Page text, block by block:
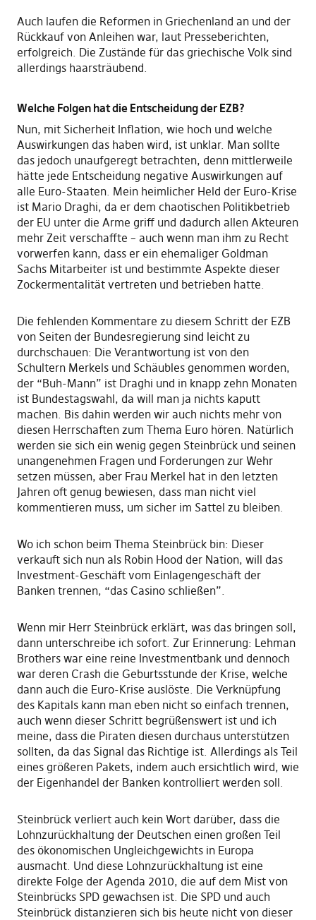
Auch laufen die Reformen in Griechenland an und der
Rückkauf von Anleihen war, laut Presseberichten,
erfolgreich. Die Zustände für das griechische Volk sind
allerdings haarsträubend.
Welche Folgen hat die Entscheidung der EZB?
Nun, mit Sicherheit Inflation, wie hoch und welche
Auswirkungen das haben wird, ist unklar. Man sollte
das jedoch unaufgeregt betrachten, denn mittlerweile
hätte jede Entscheidung negative Auswirkungen auf
alle Euro-Staaten. Mein heimlicher Held der Euro-Krise
ist Mario Draghi, da er dem chaotischen Politikbetrieb
der EU unter die Arme griff und dadurch allen Akteuren
mehr Zeit verschaffte – auch wenn man ihm zu Recht
vorwerfen kann, dass er ein ehemaliger Goldman
Sachs Mitarbeiter ist und bestimmte Aspekte dieser
Zockermentalität vertreten und betrieben hatte.
Die fehlenden Kommentare zu diesem Schritt der EZB
von Seiten der Bundesregierung sind leicht zu
durchschauen: Die Verantwortung ist von den
Schultern Merkels und Schäubles genommen worden,
der “Buh-Mann” ist Draghi und in knapp zehn Monaten
ist Bundestagswahl, da will man ja nichts kaputt
machen. Bis dahin werden wir auch nichts mehr von
diesen Herrschaften zum Thema Euro hören. Natürlich
werden sie sich ein wenig gegen Steinbrück und seinen
unangenehmen Fragen und Forderungen zur Wehr
setzen müssen, aber Frau Merkel hat in den letzten
Jahren oft genug bewiesen, dass man nicht viel
kommentieren muss, um sicher im Sattel zu bleiben.
Wo ich schon beim Thema Steinbrück bin: Dieser
verkauft sich nun als Robin Hood der Nation, will das
Investment-Geschäft vom Einlagengeschäft der
Banken trennen, “das Casino schließen”.
Wenn mir Herr Steinbrück erklärt, was das bringen soll,
dann unterschreibe ich sofort. Zur Erinnerung: Lehman
Brothers war eine reine Investmentbank und dennoch
war deren Crash die Geburtsstunde der Krise, welche
dann auch die Euro-Krise auslöste. Die Verknüpfung
des Kapitals kann man eben nicht so einfach trennen,
auch wenn dieser Schritt begrüßenswert ist und ich
meine, dass die Piraten diesen durchaus unterstützen
sollten, da das Signal das Richtige ist. Allerdings als Teil
eines größeren Pakets, indem auch ersichtlich wird, wie
der Eigenhandel der Banken kontrolliert werden soll.
Steinbrück verliert auch kein Wort darüber, dass die
Lohnzurückhaltung der Deutschen einen großen Teil
des ökonomischen Ungleichgewichts in Europa
ausmacht. Und diese Lohnzurückhaltung ist eine
direkte Folge der Agenda 2010, die auf dem Mist von
Steinbrücks SPD gewachsen ist. Die SPD und auch
Steinbrück distanzieren sich bis heute nicht von dieser